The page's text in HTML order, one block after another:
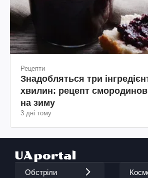
Рецепти
Знадобляться три
хвилин: рецепт
на зиму
3 дні тому
Обстріли